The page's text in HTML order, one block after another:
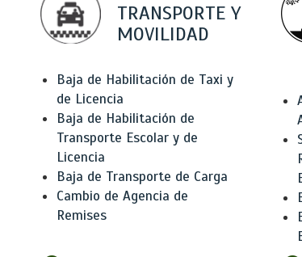
TRANSPORTE Y
MOVILIDAD
Baja de Habilitación de Taxi y
de Licencia
Baja de Habilitación de
Transporte Escolar y de
Licencia
Baja de Transporte de Carga
Cambio de Agencia de
Remises